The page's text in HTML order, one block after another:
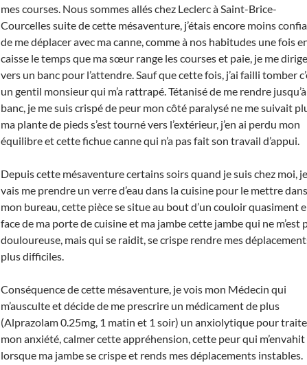
mes courses. Nous sommes allés chez Leclerc à Saint-Brice-
Courcelles suite de cette mésaventure, j’étais encore moins
de me déplacer avec ma canne, comme à nos habitudes une fois
caisse le temps que ma sœur range les courses et paie, je me dirige
vers un banc pour l’attendre. Sauf que cette fois, j’ai failli tomber
un gentil monsieur qui m’a rattrapé. Tétanisé de me rendre
banc, je me suis crispé de peur mon côté paralysé ne me suivait
ma plante de pieds s’est tourné vers l’extérieur, j’en ai perdu mon
équilibre et cette fichue canne qui n’a pas fait son travail d’appui.
Depuis cette mésaventure certains soirs quand je suis chez moi, je
vais me prendre un verre d’eau dans la cuisine pour le mettre dans
mon bureau, cette pièce se situe au bout d’un couloir quasiment
face de ma porte de cuisine et ma jambe cette jambe qui ne m’est
douloureuse, mais qui se raidit, se crispe rendre mes
plus difficiles.
Conséquence de cette mésaventure, je vois mon Médecin qui
m’ausculte et décide de me prescrire un médicament de plus
(Alprazolam 0.25mg, 1 matin et 1 soir) un anxiolytique pour
mon anxiété, calmer cette appréhension, cette peur qui m’envahit
lorsque ma jambe se crispe et rends mes déplacements instables.